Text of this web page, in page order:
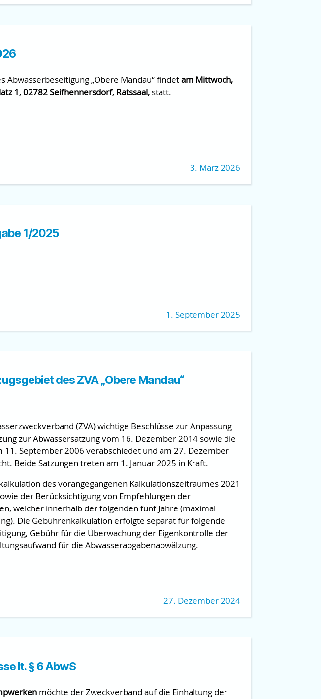
„Obere Mandau“ findetam Mittwoch,
1, 02782 Seifhennersdorf, Ratssaal, statt.
3. März 2026
1/2025
1. September 2025
des ZVA „Obere Mandau“
(ZVA) wichtige Beschlüsse zur Anpassung
zur Abwassersatzung vom 16. Dezember 2014 sowie die
11. September 2006 verabschiedet und am 27. Dezember
Beide Satzungen treten am 1. Januar 2025 in Kraft.
des vorangegangenen Kalkulationszeitraumes 2021
der Berücksichtigung von Empfehlungen der
welcher innerhalb der folgenden fünf Jahre (maximal
Die Gebührenkalkulation erfolgte separat für folgende
Gebühr für die Überwachung der Eigenkontrolle der
für die Abwasserabgabenabwälzung.
27. Dezember 2024
lt. § 6 AbwS
möchte der Zweckverband auf die Einhaltung der